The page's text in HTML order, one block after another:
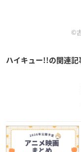
©
ハイキュー!!の関連記